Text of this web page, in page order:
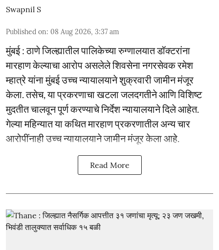
Swapnil S
Published on: 08 Aug 2026, 3:37 am
मुंबई : ठाणे जिल्ह्यातील पालिकेच्या रुग्णालयात डॉक्टरांना
मारहाण केल्याचा आरोप असलेले शिवसेना नगरसेवक रमेश
म्हात्रे यांना मुंबई उच्च न्यायालयाने शुक्रवारी जामीन मंजूर
केला. तसेच, या प्रकरणाचा खटला जलदगतीने आणि विशिष्ट
मुदतीत चालवून पूर्ण करण्याचे निर्देश न्यायालयाने दिले आहेत.
गेल्या महिन्यात या कथित मारहाण प्रकरणातील अन्य चार
आरोपींनाही उच्च न्यायालयाने जामीन मंजूर केला आहे.
Read More